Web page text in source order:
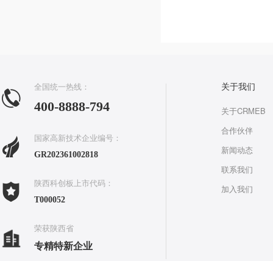
全国统一热线：
400-8888-794
国家高新技术企业编号：
GR202361002818
陕西科创板上市代码：
T000052
荣获陕西省
专精特新企业
关于我们
关于CRMEB
合作伙伴
新闻动态
联系我们
加入我们